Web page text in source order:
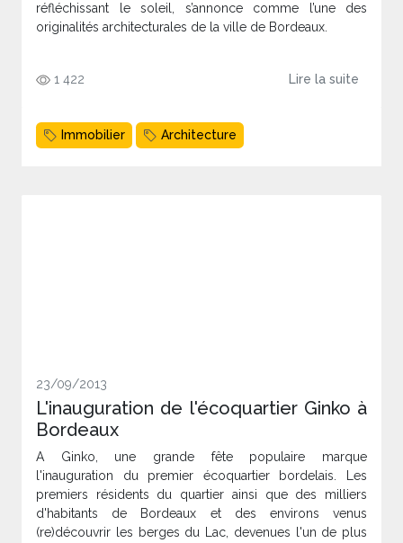
réfléchissant le soleil, s’annonce comme l’une des
originalités architecturales de la ville de Bordeaux.
1 422 Lire la suite
Immobilier Architecture
23/09/2013
L'inauguration de l'écoquartier Ginko à
Bordeaux
A Ginko, une grande fête populaire marque
l'inauguration du premier écoquartier bordelais. Les
premiers résidents du quartier ainsi que des milliers
d'habitants de Bordeaux et des environs venus
(re)découvrir les berges du Lac, devenues l'un de plus